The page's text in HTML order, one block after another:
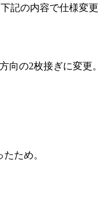
記の内容で仕様変更
向の2枚接ぎに変更。
ため。